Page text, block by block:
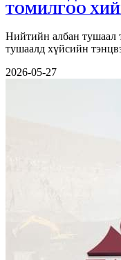
ТОМИЛГОО
Нийтийн албан тушаал
тушаалд хүйсийн
2026-05-27